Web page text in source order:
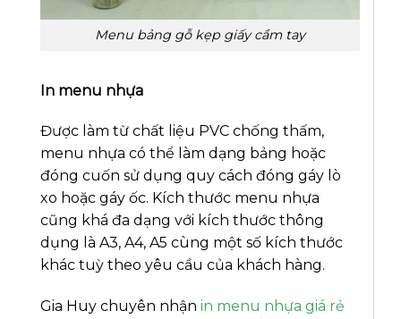
Menu bảng gỗ kẹp giấy cầm tay
In menu nhựa
Được làm từ chất liệu PVC chống thấm,
menu nhựa có thể làm dạng bảng hoặc
đóng cuốn sử dụng quy cách đóng gáy lò
xo hoặc gáy ốc. Kích thước menu nhựa
cũng khá đa dạng với kích thước thông
dụng là A3, A4, A5 cùng một số kích thước
khác tuỳ theo yêu cầu của khách hàng.
Gia Huy chuyên nhận in menu nhựa giá rẻ